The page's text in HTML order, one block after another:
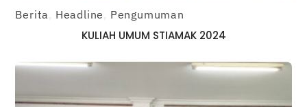
Berita Headline Pengumuman
KULIAH UMUM STIAMAK 2024